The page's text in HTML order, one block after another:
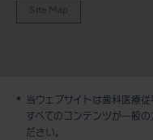
Site Map
当ウェブサイトは歯科医療従
すべてのコンテンツが一般
ださい。